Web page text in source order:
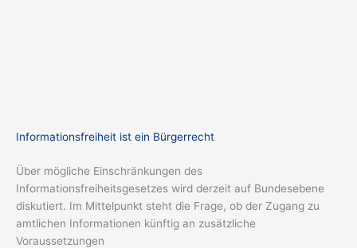
Informationsfreiheit ist ein Bürgerrecht
Über mögliche Einschränkungen des
Informationsfreiheitsgesetzes wird derzeit auf Bundesebene
diskutiert. Im Mittelpunkt steht die Frage, ob der Zugang zu
amtlichen Informationen künftig an zusätzliche
Voraussetzungen